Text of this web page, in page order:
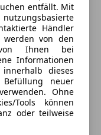
Umluft-
entfällt. Mit
Händler
werden von den
Ihnen bei
Informationen
dieses
neuer
Ohne
Tools können
oder teilweise